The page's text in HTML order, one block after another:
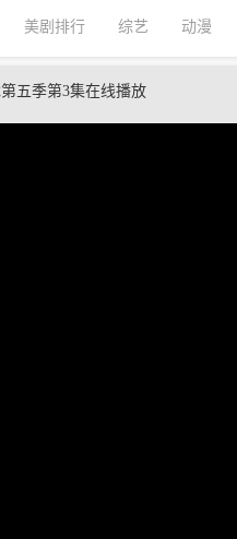
美剧排行 综艺 动漫
五季第3集在线播放